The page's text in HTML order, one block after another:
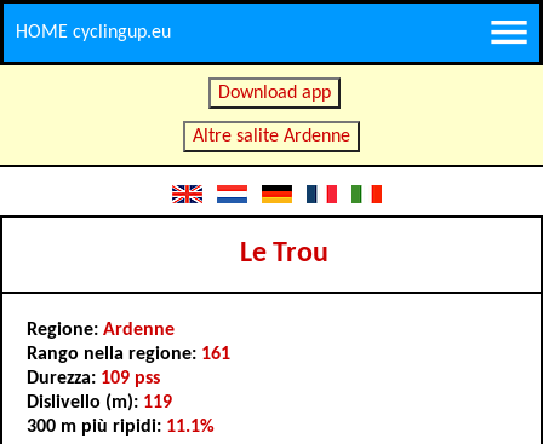
HOME cyclingup.eu
Download app
Altre salite Ardenne
Le Trou
Regione: Ardenne
Rango nella regione: 161
Durezza: 109 pss
Dislivello (m): 119
300 m più ripidi: 11.1%